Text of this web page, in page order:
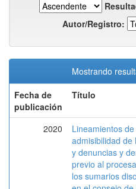
Autor/Registro:
Mostrando
Fecha de
publicación
Título
2020
Lineamientos de
admisibilidad de
y denuncias y
previo al
los sumarios